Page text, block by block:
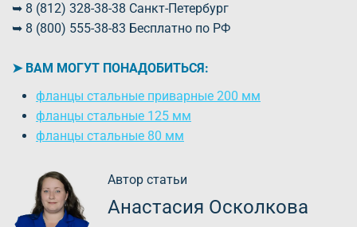
➥ 8 (812) 328-38-38 Санкт-Петербург
➥ 8 (800) 555-38-83 Бесплатно по РФ
➤ ВАМ МОГУТ ПОНАДОБИТЬСЯ:
фланцы стальные приварные 200 мм
фланцы стальные 125 мм
фланцы стальные 80 мм
Автор статьи
Анастасия Осколкова